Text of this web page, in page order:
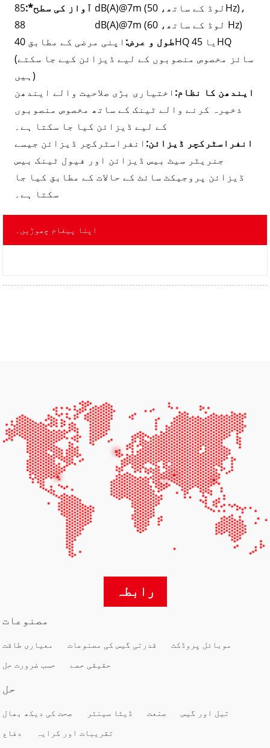
آواز کی سطح*:
85 dB(A)@7m (لوڈ کے ساتھ، 50Hz)،
88 dB(A)@7m (لوڈ کے ساتھ، 60 Hz)
طول و عرض:
اپنی مرضی کے مطابق 40HQ یا 45HQ
(سائز مخصوص منصوبوں کے لیے ڈیزائن کیے جا سکتے
ہیں)
ایندھن کا نظام: اختیاری بڑی صلاحیت والے ایندھن
ذخیرہ کرنے والے ٹینک کے ساتھ مخصوص منصوبوں
کے لیے ڈیزائن کیا جا سکتا ہے۔
انفراسٹرکچر ڈیزائن: انفراسٹرکچر ڈیزائن جیسے
جنریٹر سیٹ بیس ڈیزائن اور فیول ٹینک بیس
ڈیزائن پروجیکٹ سائٹ کے حالات کے مطابق کیا جا
سکتا ہے۔
اپنا پیغام چھوڑیں۔
رابطہ
مصنوعات
معیاری طاقت قدرتی گیس کی مصنوعات
موبائل پروڈکٹ
حسب ضرورت حل
حقیقی حصے
حل
صحت کی دیکھ بھال ڈیٹا سینٹر صنعت
تیل اور گیس
دفاع
تقریبات اور کرایہ